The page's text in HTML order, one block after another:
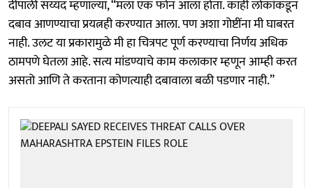
दीपाली सय्यद म्हणाल्या, “मला एक फोन आला होता. काही लोकांकडून
दबाव आणण्याचा प्रयत्नही करण्यात आला. पण अशा गोष्टींना मी घाबरत
नाही. उलट या प्रकारामुळे मी हा चित्रपट पूर्ण करण्याचा निर्णय अधिक
ठामपणे घेतला आहे. सत्य मांडण्याचे काम कलाकार म्हणून आम्ही करत
असतो आणि ते करताना कोणत्याही दबावाला बळी पडणार नाही.”